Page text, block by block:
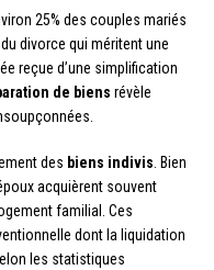
25% des couples mariés
divorce qui méritent une
reçue d’une simplification
de biens révèle
des biens indivis. Bien
acquièrent souvent
familial. Ces
dont la liquidation
les statistiques